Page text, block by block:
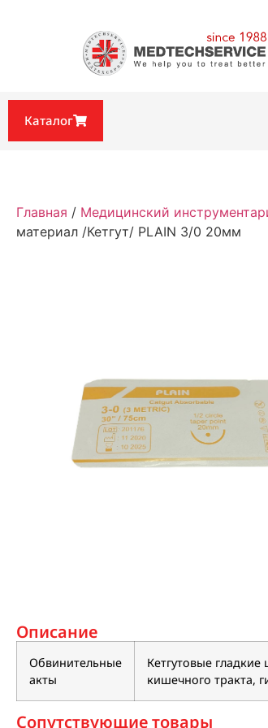
Каталог
Главная / Медицинский
материал /Кетгут/ PLAIN 3/0 20мм
Описание
Обвинительные
акты
Кетгутовые
кишечного тракта,
Сопутствующие товары